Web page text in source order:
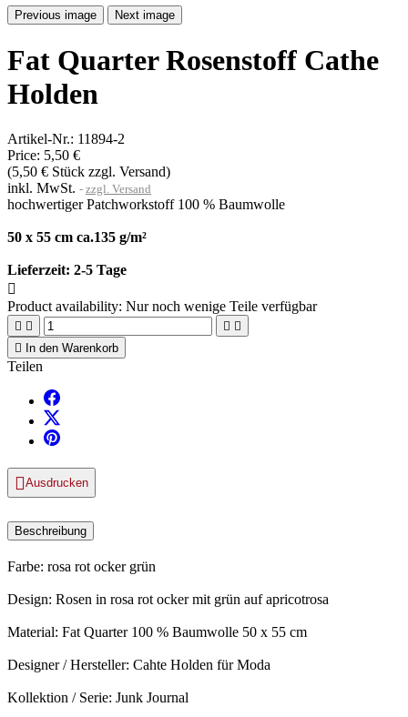
Previous image Next image
Fat Quarter Rosenstoff Cathe
Holden
Artikel-Nr.: 11894-2
Price: 5,50 €
(5,50 € Stück zzgl. Versand)
inkl. MwSt.
zzgl. Versand
hochwertiger Patchworkstoff 100 % Baumwolle
50 x 55 cm ca.135 g/m²
Lieferzeit: 2-5 Tage

Product availability: Nur noch wenige Teile verfügbar
   

In den Warenkorb
Teilen
Ausdrucken
Beschreibung
Farbe: rosa rot ocker grün
Design: Rosen in rosa rot ocker mit grün auf apricotrosa
Material: Fat Quarter 100 % Baumwolle 50 x 55 cm
Designer / Hersteller: Cahte Holden für Moda
Kollektion / Serie: Junk Journal